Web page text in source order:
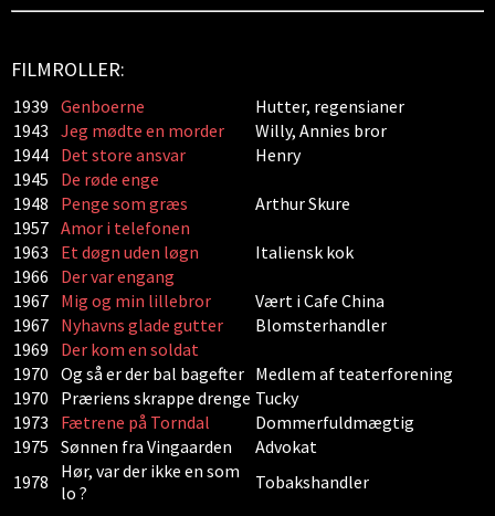
FILMROLLER:
1939 Genboerne
Hutter, regensianer
1943 Jeg mødte en morder
Willy, Annies bror
1944 Det store ansvar
Henry
1945
De røde enge
1948
Penge som græs
Arthur Skure
1957 Amor i telefonen
1963
Et døgn uden løgn
Italiensk kok
1966
Der var engang
1967 Mig og min lillebror
Vært i Cafe China
1967 Nyhavns glade gutter
Blomsterhandler
1969
Der kom en soldat
1970 Og så er der bal bagefter Medlem af teaterforening
1970
Præriens skrappe drenge Tucky
1973
Fætrene på Torndal
Dommerfuldmægtig
1975 Sønnen fra Vingaarden
Advokat
1978
Hør, var der ikke en som
lo ?
Tobakshandler